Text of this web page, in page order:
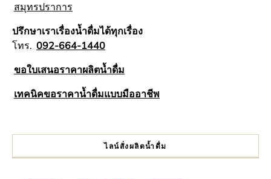
สมุทรปราการ
ปรึกษาเราเรื่องน้ำดื่มได้ทุกเรื่อง
โทร. 092-664-1440
ขอใบเสนอราคาผลิตน้ำดื่ม
เทคนิคขอราคาน้ำดื่มแบบมืออาชีพ
ไลน์สั่งผลิตน้ำดื่ม